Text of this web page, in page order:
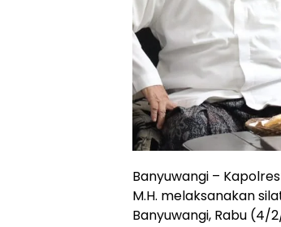
Banyuwangi –
M.H. melaksanakan
Banyuwangi, Rabu (4/